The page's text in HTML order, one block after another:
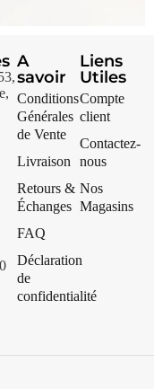
A
savoir
Conditions
Générales
de Vente
Livraison
Retours &
Échanges
FAQ
Déclaration
de
confidentialité
Liens
Utiles
Compte
client
Contactez-
nous
Nos
Magasins